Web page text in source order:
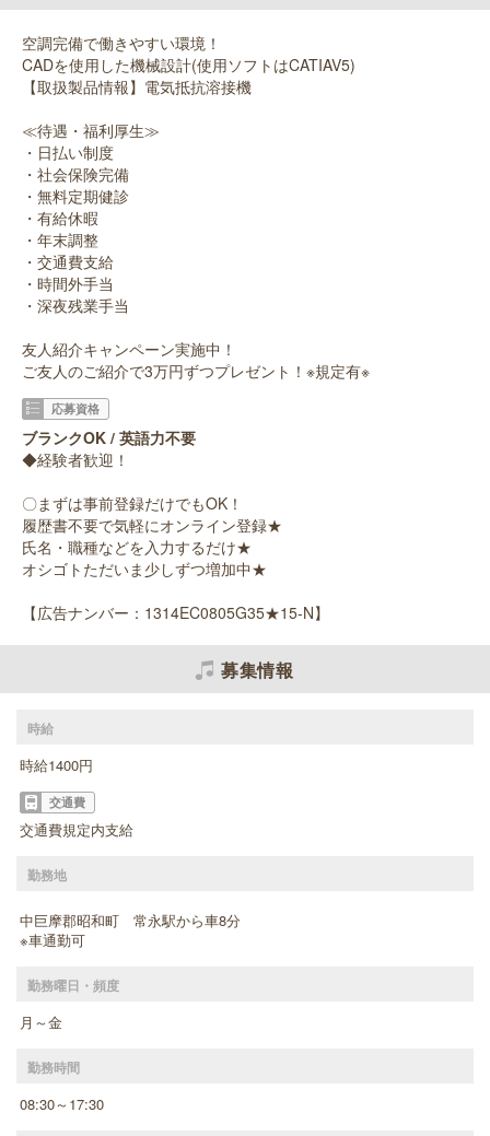
空調完備で働きやすい環境！
CADを使用した機械設計(使用ソフトはCATIAV5)
【取扱製品情報】電気抵抗溶接機
≪待遇・福利厚生≫
・日払い制度
・社会保険完備
・無料定期健診
・有給休暇
・年末調整
・交通費支給
・時間外手当
・深夜残業手当
友人紹介キャンペーン実施中！
ご友人のご紹介で3万円ずつプレゼント！※規定有※
応募資格
ブランクOK / 英語力不要
◆経験者歓迎！
〇まずは事前登録だけでもOK！
履歴書不要で気軽にオンライン登録★
氏名・職種などを入力するだけ★
オシゴトただいま少しずつ増加中★
【広告ナンバー：1314EC0805G35★15-N】
募集情報
時給
時給1400円
交通費
交通費規定内支給
勤務地
中巨摩郡昭和町 常永駅から車8分
※車通勤可
勤務曜日・頻度
月～金
勤務時間
08:30～17:30